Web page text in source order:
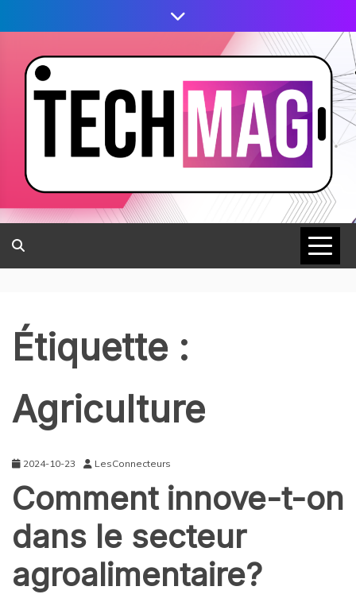
Étiquette :
Agriculture
2024-10-23 LesConnecteurs
Comment innove-t-on
dans le secteur
agroalimentaire?